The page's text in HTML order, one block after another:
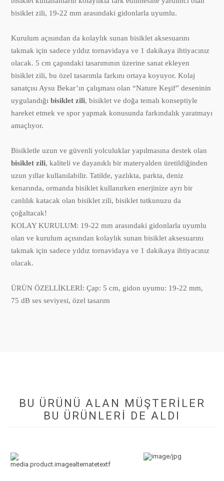
bisiklet zili, 19-22 mm arasındaki gidonlarla uyumlu.
Kurulum açısından da kolaylık sunan bisiklet aksesuarını
takmak için sadece yıldız tornavidaya ve 1 dakikaya ihtiyacınız
olacak. 5 cm çapındaki tasarımının üzerine sanat ekleyen
bisiklet zili, bu özel tasarımla farkını ortaya koyuyor. Kolaj
sanatçısı Aysu Bekar’ın çalışması olan “Nature Keşif” deseninin
uygulandığıbisiklet zili, bisiklet ve doğa temalı konseptiyle
hareket etmek ve spor yapmak konusunda farkındalık yaratmayı
amaçlıyor.
Bisikletle uzun ve güvenli yolculuklar yapılmasına destek olan
bisiklet zili, kaliteli ve dayanıklı bir materyalden üretildiğinden
uzun yıllar kullanılabilir. Tatilde, yazlıkta, parkta, deniz
kenarında, ormanda bisiklet kullanırken enerjinize ayrı bir
canlılık katacak olan bisiklet zili, bisiklet tutkunuzu da
çoğaltacak!
KOLAY KURULUM: 19-22 mm arasındaki gidonlarla uyumlu
olan ve kurulum açısından kolaylık sunan bisiklet aksesuarını
takmak için sadece yıldız tornavidaya ve 1 dakikaya ihtiyacınız
olacak.
ÜRÜN ÖZELLİKLERİ: Çap: 5 cm, gidon uyumu: 19-22 mm,
75 dB ses seviyesi, özel tasarım
BU ÜRÜNÜ ALAN MÜŞTERILER
BU ÜRÜNLERI DE ALDI